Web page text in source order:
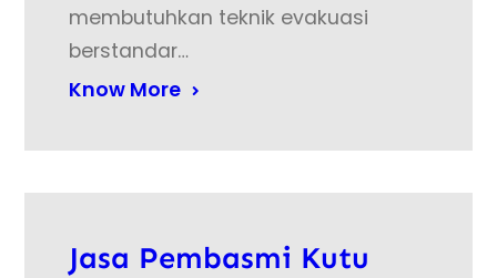
membutuhkan teknik evakuasi
berstandar…
Know More
Jasa Pembasmi Kutu